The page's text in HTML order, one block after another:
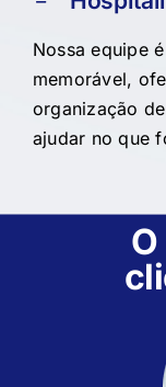
Nossa equipe
memorável,
organização
ajudar no que